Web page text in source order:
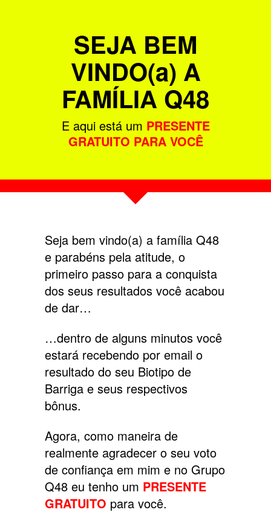
SEJA BEM
VINDO(a) A
FAMÍLIA Q48
E aqui está um PRESENTE
GRATUITO PARA VOCÊ
Seja bem vindo(a) a família Q48
e parabéns pela atitude, o
primeiro passo para a conquista
dos seus resultados você acabou
de dar…
…dentro de alguns minutos você
estará recebendo por email o
resultado do seu Biotipo de
Barriga e seus respectivos
bônus.
Agora, como maneira de
realmente agradecer o seu voto
de confiança em mim e no Grupo
Q48 eu tenho um PRESENTE
GRATUITO para você.